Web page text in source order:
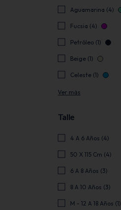
Aguamarina (4)
Fucsia (4)
Petróleo (1)
Beige (1)
Celeste (1)
Ver más
Talle
4 A 6 Años (4)
50 X 115 Cm (4)
6 A 8 Años (3)
8 A 10 Años (3)
M - 12 A 18 Años (1)